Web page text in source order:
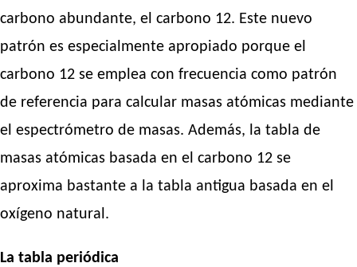
carbono abundante, el carbono 12. Este nuevo
patrón es especialmente apropiado porque el
carbono 12 se emplea con frecuencia como patrón
de referencia para calcular masas atómicas mediante
el espectrómetro de masas. Además, la tabla de
masas atómicas basada en el carbono 12 se
aproxima bastante a la tabla antigua basada en el
oxígeno natural.
La tabla periódica